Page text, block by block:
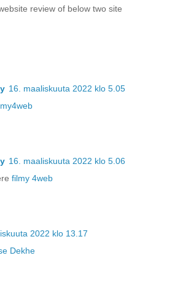
review of below two site
16. maaliskuuta 2022 klo 5.05
16. maaliskuuta 2022 klo 5.06
filmy 4web
2022 klo 13.17
Dekhe